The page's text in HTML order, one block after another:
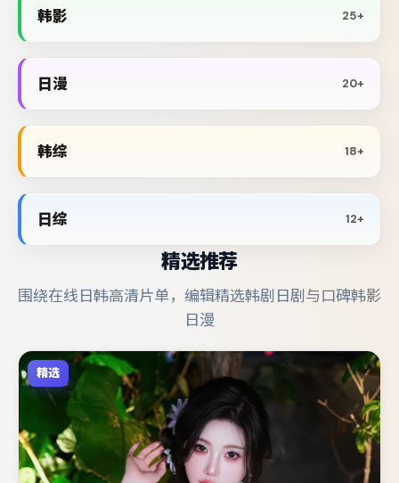
韩影 25+
日漫 20+
韩综 18+
日综 12+
精选推荐
围绕在线日韩高清片单，编辑精选韩剧日剧与口碑韩影
日漫
精选